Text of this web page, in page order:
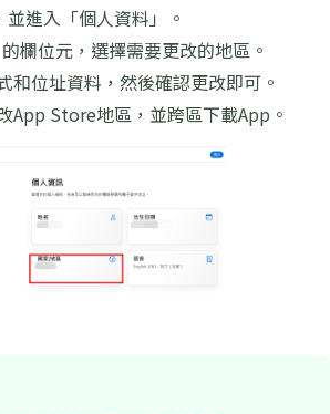
進入「個人資料」。
欄位元，選擇需要更改的地區。
和位址資料，然後確認更改即可。
App Store地區，並跨區下載App。